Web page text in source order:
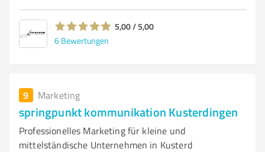
5,00 / 5,00
6 Bewertungen
9 Marketing
springpunkt kommunikation Kusterdingen
Professionelles Marketing für kleine und
mittelständische Unternehmen in Kusterd